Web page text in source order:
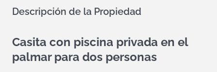
Descripción de la Propiedad
Casita con piscina privada en el
palmar para dos personas